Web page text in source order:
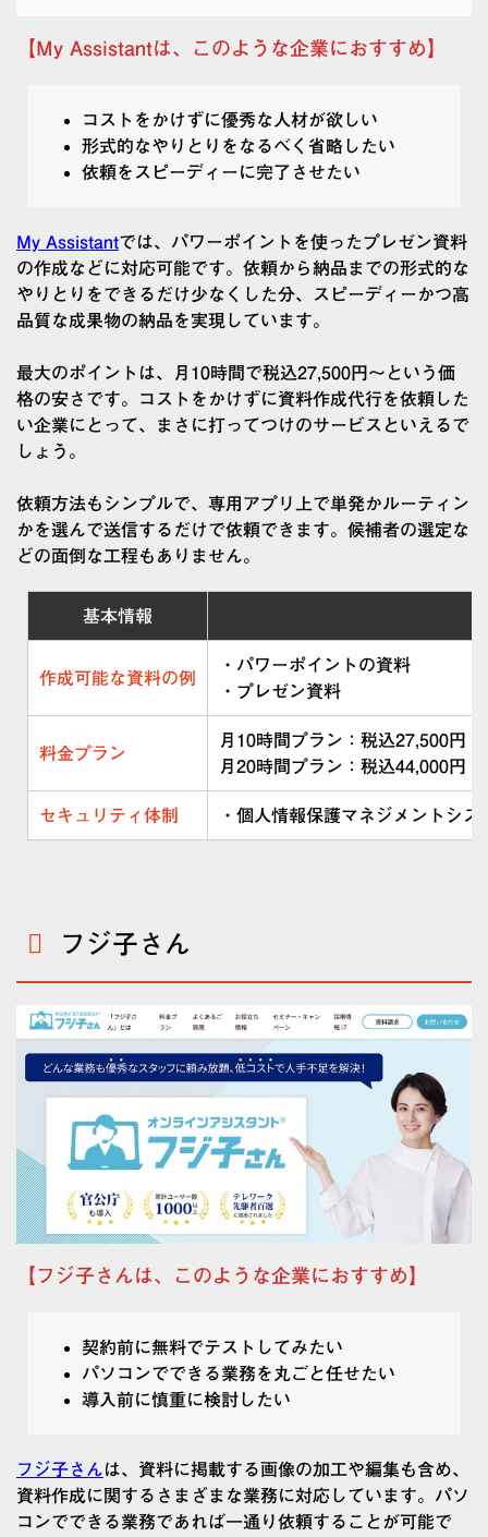
【My Assistantは、このような企業におすすめ】
コストをかけずに優秀な人材が欲しい
形式的なやりとりをなるべく省略したい
依頼をスピーディーに完了させたい
My Assistantでは、パワーポイントを使ったプレゼン資料
の作成などに対応可能です。依頼から納品までの形式的な
やりとりをできるだけ少なくした分、スピーディーかつ高
品質な成果物の納品を実現しています。
最大のポイントは、月10時間で税込27,500円～という価
格の安さです。コストをかけずに資料作成代行を依頼した
い企業にとって、まさに打ってつけのサービスといえるで
しょう。
依頼方法もシンプルで、専用アプリ上で単発かルーティン
かを選んで送信するだけで依頼できます。候補者の選定な
どの面倒な工程もありません。
基本情報
作成可能な資料の例
・パワーポイントの資料
・プレゼン資料
料金プラン
月10時間プラン：税込27,500円
月20時間プラン：税込44,000円
セキュリティ体制 ・個人情報保護マネジメントシス
フジ子さん
【フジ子さんは、このような企業におすすめ】
契約前に無料でテストしてみたい
パソコンでできる業務を丸ごと任せたい
導入前に慎重に検討したい
フジ子さんは、資料に掲載する画像の加工や編集も含め、
資料作成に関するさまざまな業務に対応しています。パソ
コンでできる業務であれば一通り依頼することが可能で